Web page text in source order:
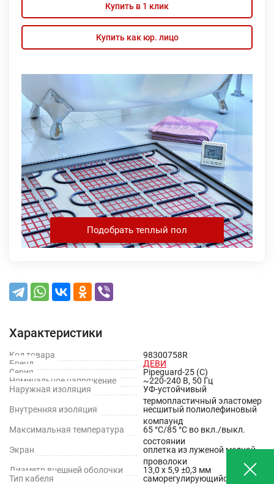
Купить в 1 клик
Купить как юр. лицо
Подобрать теплый пол
Характеристики
Код товара
98300758R
Бренд
ДЕВИ
Серия
Pipeguard-25 (C)
Номинальное напряжение
~220-240 В, 50 Гц
Наружная изоляция
УФ-устойчивый
термопластичный эластомер
Внутренняя изоляция
несшитый полиолефиновый
компаунд
Максимальная температура
65 °С/85 °С во вкл./выкл.
состоянии
Экран
оплетка из луженой медной
проволоки
Диаметр внешней оболочки
13,0 х 5,9 ±0,3 мм
Тип кабеля
саморегулирующийся